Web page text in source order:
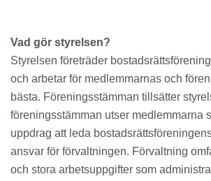
Vad gör styrelsen?
Styrelsen företräder
och arbetar för medlemmarnas och
bästa. Föreningsstämman tillsätter
föreningsstämman utser medlemmarna
uppdrag att leda
ansvar för förvaltningen. Förvaltning
och stora arbetsuppgifter som